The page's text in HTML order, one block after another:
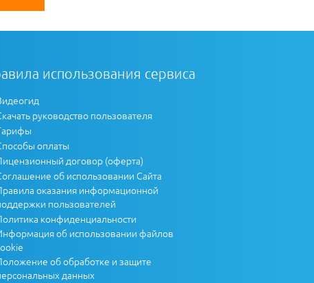
использования сервиса
руководство пользователя
оплаты
договор (оферта)
об использовании Сайта
оказания информационной
пользователей
конфиденциальности
об использовании файлов
об обработке и защите
данных